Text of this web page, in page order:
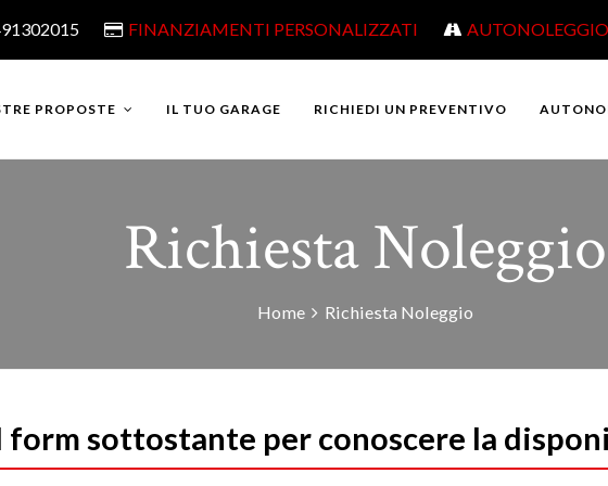
FINANZIAMENTI PERSONALIZZATI AUTONOLEGGIO
PROPOSTE IL TUO GARAGE RICHIEDI UN PREVENTIVO
Richiesta Noleggio
Home Richiesta Noleggio
form sottostante per conoscere la